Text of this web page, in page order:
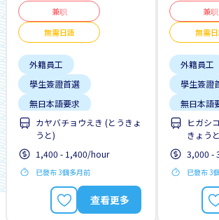
兼职
無需日語
外籍員工
學生簽證首選
無日本語要求
無經驗要求
短期
靠近車站
カヤバチョウえき (とうきょ
うと)
1,400 - 1,400/hour
已發布 3個多月前
查看更多
兼职
無需
外籍員工
學生簽證
無日本語
無經驗要
男性首選
靠近車站
ヒガシ
きょう
3,000 -
已發布 3